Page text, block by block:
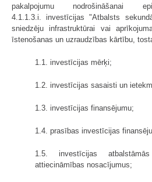
pakalpojumu nodrošināšanai
4.1.1.3.i. investīcijas "Atbalsts
sniedzēju infrastruktūrai vai
īstenošanas un uzraudzības kārtību,
1.1. investīcijas mērķi;
1.2. investīcijas sasaisti un
1.3. investīcijas finansējumu;
1.4. prasības investīcijas
1.5. investīcijas
attiecināmības nosacījumus;